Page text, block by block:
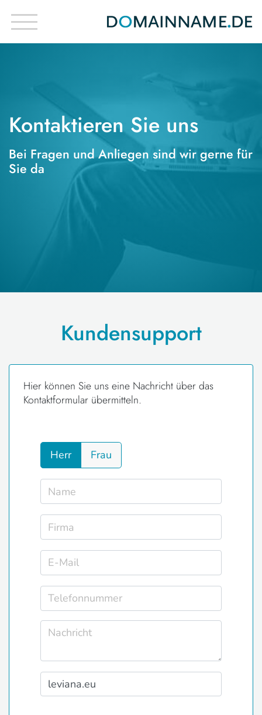
Kontaktieren Sie uns
Bei Fragen und Anliegen sind wir gerne für
Sie da
Kundensupport
Hier können Sie uns eine Nachricht über das
Kontaktformular übermitteln.
Herr Frau